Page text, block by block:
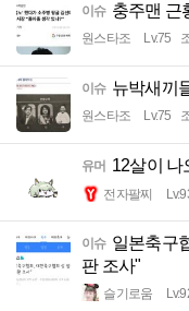
이슈 충주맨 근
원스타조 Lv.75
이슈 뉴박새끼
원스타조 Lv.75
유머 12살이 나
전자팔찌
이슈 일본축구
판 조사"
슬기로움